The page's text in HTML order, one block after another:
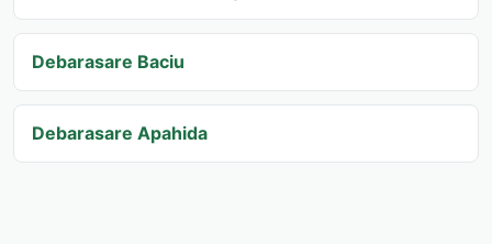
Debarasare Baciu
Debarasare Apahida